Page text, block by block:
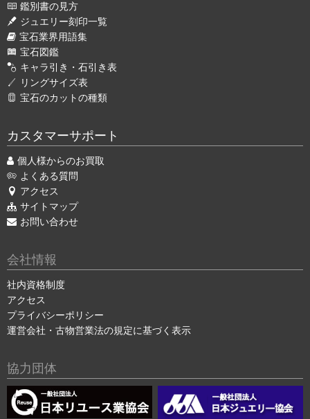
鑑別書の見方
ジュエリー刻印一覧
宝石業界用語集
宝石図鑑
キャラ引き・石引き表
リングサイズ表
宝石のカットの種類
カスタマーサポート
個人様からのお買取
よくある質問
アクセス
サイトマップ
お問い合わせ
会社情報
社内資格制度
アクセス
プライバシーポリシー
運営会社・古物営業法の規定に基づく表示
協力団体